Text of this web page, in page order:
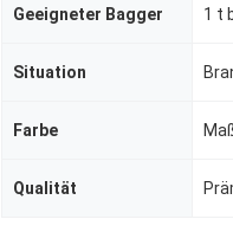
Geeigneter Bagger 1 t
Situation
Farbe
Qualität